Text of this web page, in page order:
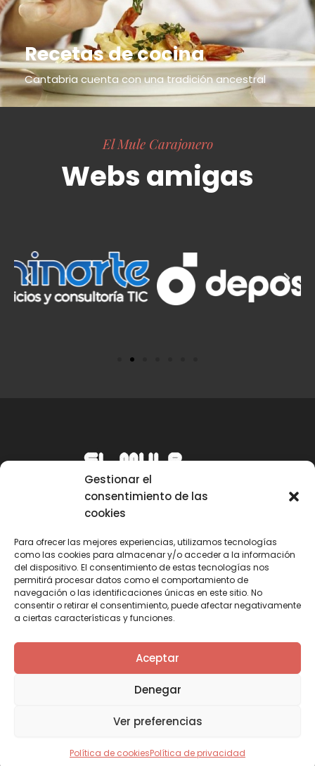
Gestionar el
consentimiento de las
cookies
Para ofrecer las mejores experiencias, utilizamos tecnologías
como las cookies para almacenar y/o acceder a la información
del dispositivo. El consentimiento de estas tecnologías nos
permitirá procesar datos como el comportamiento de
navegación o las identificaciones únicas en este sitio. No
consentir o retirar el consentimiento, puede afectar negativamente
a ciertas características y funciones.
Aceptar
Denegar
Ver preferencias
Política de cookiesPolítica de privacidad
Recetas de cocina
Cantabria cuenta con una tradición ancestral
El Mule Carajonero
Webs amigas
Email
mule@mulecarajonero.com
Síguenos en redes sociales
a
k
T
w
i
t
e
Y
o
u
t
b
n
a